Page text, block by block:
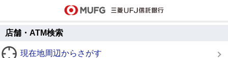
店舗・ATM検索
現在地周辺からさがす